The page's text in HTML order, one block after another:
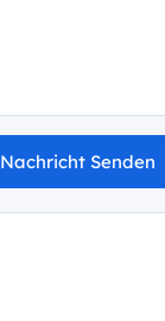
Nachricht Senden